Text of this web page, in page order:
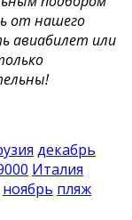
от нашего
авиабилет или
декабрь
Италия
ноябрь пляж